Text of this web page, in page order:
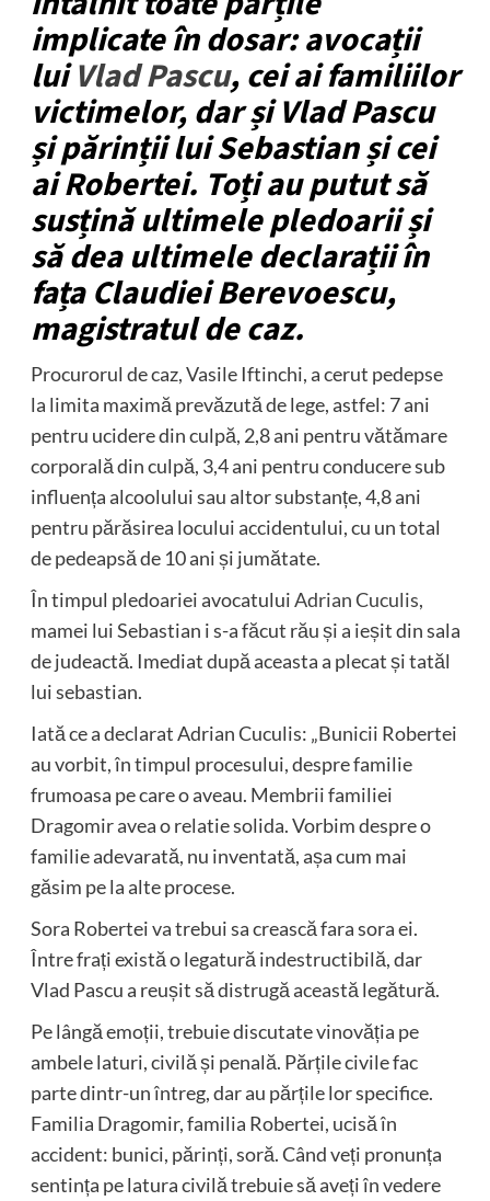
implicate în dosar: avocații
luiVlad Pascu, cei ai familiilor
victimelor, dar și Vlad Pascu
și părinții lui Sebastian și cei
ai Robertei. Toți au putut să
susțină ultimele pledoarii și
să dea ultimele declarații în
fața Claudiei Berevoescu,
magistratul de caz.
Procurorul de caz, Vasile Iftinchi, a cerut pedepse
la limita maximă prevăzută de lege, astfel: 7 ani
pentru ucidere din culpă, 2,8 ani pentru vătămare
corporală din culpă, 3,4 ani pentru conducere sub
influența alcoolului sau altor substanțe, 4,8 ani
pentru părăsirea locului accidentului, cu un total
de pedeapsă de 10 ani și jumătate.
În timpul pledoariei avocatuluiAdrian Cuculis,
mamei lui Sebastian i s-a făcut rău și a ieșit din sala
de judeactă. Imediat după aceasta a plecat și tatăl
lui sebastian.
Iată ce a declarat Adrian Cuculis: „Bunicii Robertei
au vorbit, în timpul procesului, despre familie
frumoasa pe care o aveau. Membrii familiei
Dragomir avea o relatie solida. Vorbim despre o
familie adevarată, nu inventată, așa cum mai
găsim pe la alte procese.
Sora Robertei va trebui sa crească fara sora ei.
Între frați există o legatură indestructibilă, dar
Vlad Pascu a reușit să distrugă această legătură.
Pe lângă emoții, trebuie discutate vinovăția pe
ambele laturi, civilă și penală. Părțile civile fac
parte dintr-un întreg, dar au părțile lor specifice.
Familia Dragomir, familia Robertei, ucisă în
accident: bunici, părinți, soră. Când veți pronunța
sentința pe latura civilă trebuie să aveți în vedere